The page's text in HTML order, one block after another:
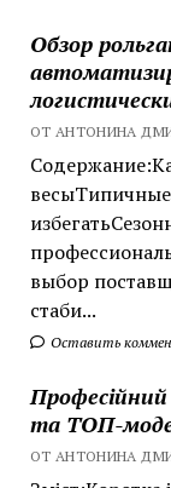
Обзор
ОТ АНТОНИНА
выбор
стаби...
Оставить
Професійний
та ТОП-
ОТ АНТОНИНА